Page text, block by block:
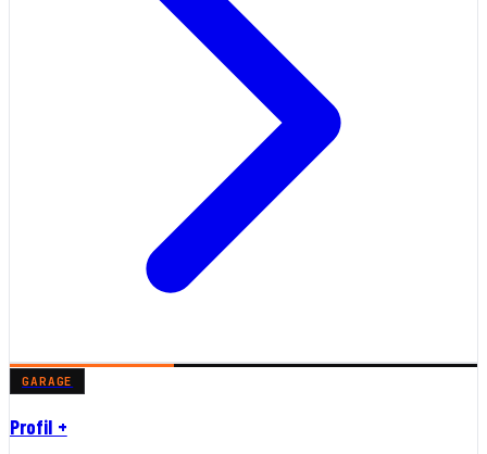
GARAGE
Profil +